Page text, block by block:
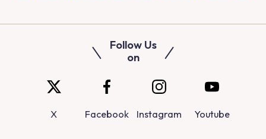
Follow Us
on
X Facebook Instagram Youtube